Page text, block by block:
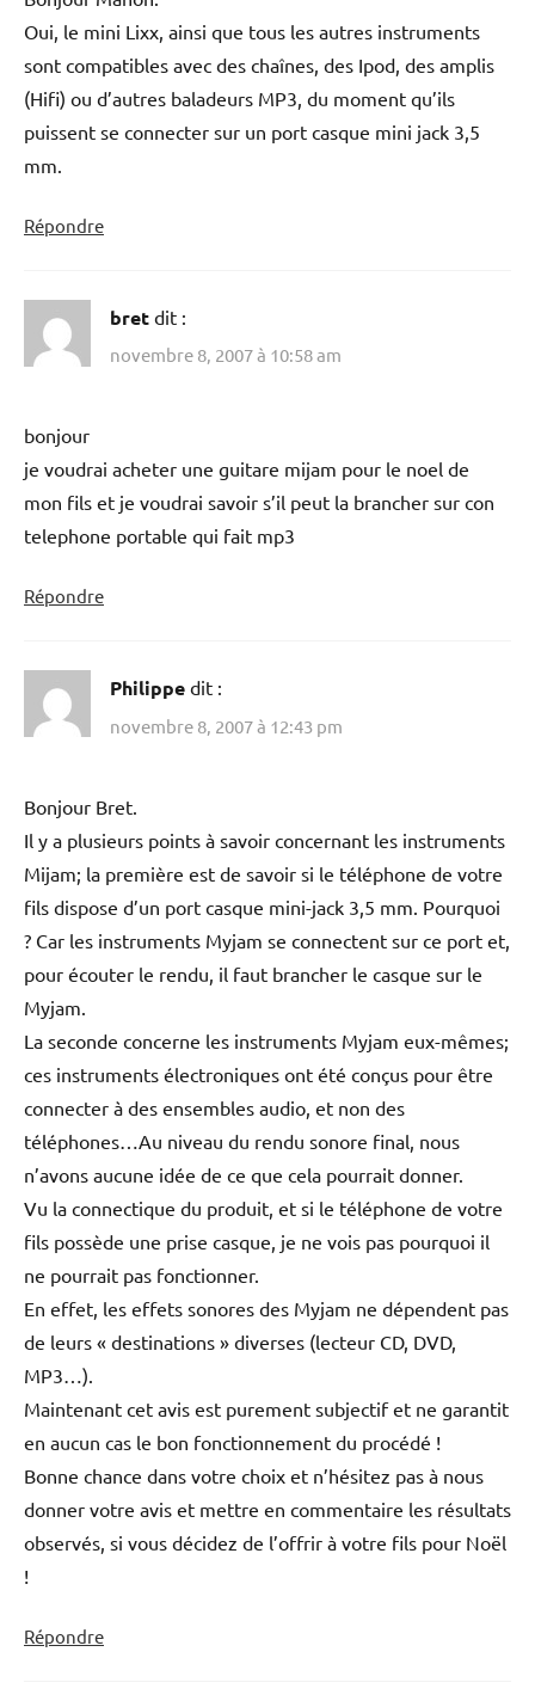
Oui, le mini Lixx, ainsi que tous les autres instruments
sont compatibles avec des chaînes, des Ipod, des amplis
(Hifi) ou d’autres baladeurs MP3, du moment qu’ils
puissent se connecter sur un port casque mini jack 3,5
mm.
Répondre
bret dit :
novembre 8, 2007 à 10:58 am
bonjour
je voudrai acheter une guitare mijam pour le noel de
mon fils et je voudrai savoir s’il peut la brancher sur con
telephone portable qui fait mp3
Répondre
Philippe dit :
novembre 8, 2007 à 12:43 pm
Bonjour Bret.
Il y a plusieurs points à savoir concernant les instruments
Mijam; la première est de savoir si le téléphone de votre
fils dispose d’un port casque mini-jack 3,5 mm. Pourquoi
? Car les instruments Myjam se connectent sur ce port et,
pour écouter le rendu, il faut brancher le casque sur le
Myjam.
La seconde concerne les instruments Myjam eux-mêmes;
ces instruments électroniques ont été conçus pour être
connecter à des ensembles audio, et non des
téléphones…Au niveau du rendu sonore final, nous
n’avons aucune idée de ce que cela pourrait donner.
Vu la connectique du produit, et si le téléphone de votre
fils possède une prise casque, je ne vois pas pourquoi il
ne pourrait pas fonctionner.
En effet, les effets sonores des Myjam ne dépendent pas
de leurs « destinations » diverses (lecteur CD, DVD,
MP3…).
Maintenant cet avis est purement subjectif et ne garantit
en aucun cas le bon fonctionnement du procédé !
Bonne chance dans votre choix et n’hésitez pas à nous
donner votre avis et mettre en commentaire les résultats
observés, si vous décidez de l’offrir à votre fils pour Noël
!
Répondre